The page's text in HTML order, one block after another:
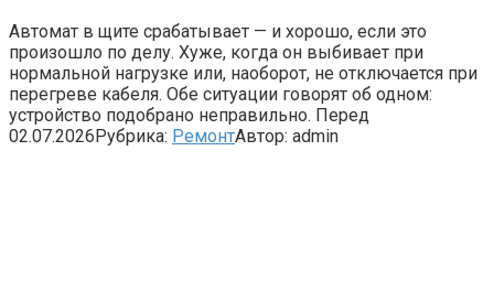
Автомат в щите срабатывает — и хорошо, если это
произошло по делу. Хуже, когда он выбивает при
нормальной нагрузке или, наоборот, не отключается при
перегреве кабеля. Обе ситуации говорят об одном:
устройство подобрано неправильно. Перед
02.07.2026Рубрика: РемонтАвтор: admin